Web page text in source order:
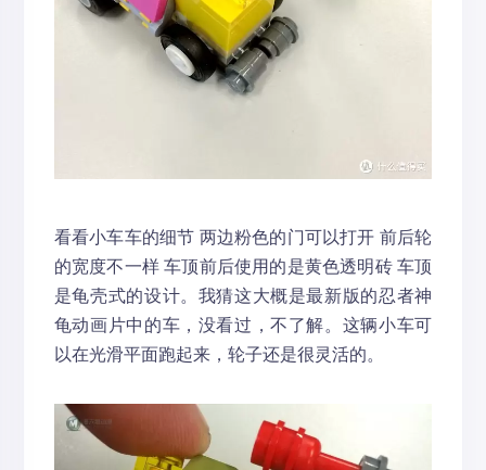
看看小车车的细节 两边粉色的门可以打开 前后轮
的宽度不一样 车顶前后使用的是黄色透明砖 车顶
是龟壳式的设计。我猜这大概是最新版的忍者神
龟动画片中的车，没看过，不了解。这辆小车可
以在光滑平面跑起来，轮子还是很灵活的。